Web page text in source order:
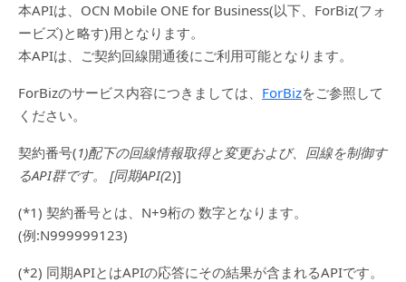
本APIは、OCN Mobile ONE for Business(以下、ForBiz(フォ
ービズ)と略す)用となります。
本APIは、ご契約回線開通後にご利用可能となります。
ForBizのサービス内容につきましては、 ForBizをご参照して
ください。
契約番号(1)配下の回線情報取得と変更および、回線を制御す
るAPI群です。 [同期API(2)]
(*1) 契約番号とは、N+9桁の 数字となります。
(例:N999999123)
(*2) 同期APIとはAPIの応答にその結果が含まれるAPIです。